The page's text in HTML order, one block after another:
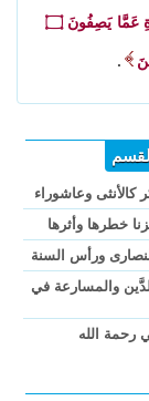
سُبْحَانَ رَبِّكَ رَبِّ الْعِزَّةِ عَمَّا يَصِفُونَ ۝
.
كالأنثى وعاشوراء
خطرها وأثرها
ورأس السنة
والمسارعة في
رحمة الله